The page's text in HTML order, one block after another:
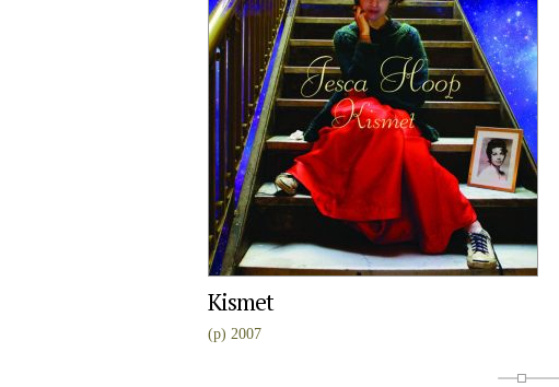
Kismet
(p) 2007